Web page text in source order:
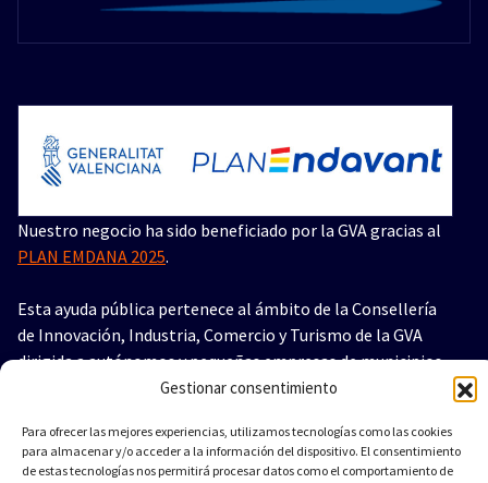
Gestionar consentimiento
Para ofrecer las mejores experiencias, utilizamos tecnologías como las cookies
para almacenar y/o acceder a la información del dispositivo. El consentimiento
de estas tecnologías nos permitirá procesar datos como el comportamiento de
Nuestro negocio ha sido beneficiado por la GVA gracias al
PLAN EMDANA 2025.
Esta ayuda pública pertenece al ámbito de la Consellería
de Innovación, Industria, Comercio y Turismo de la GVA
dirigida a autónomos y pequeñas empresas de municipios
afectados por la Dana de 2024 en la Comunitat Valenciana.